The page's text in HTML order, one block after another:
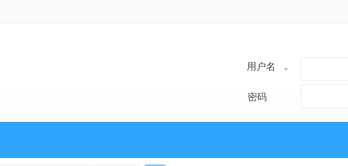
用户名
密码